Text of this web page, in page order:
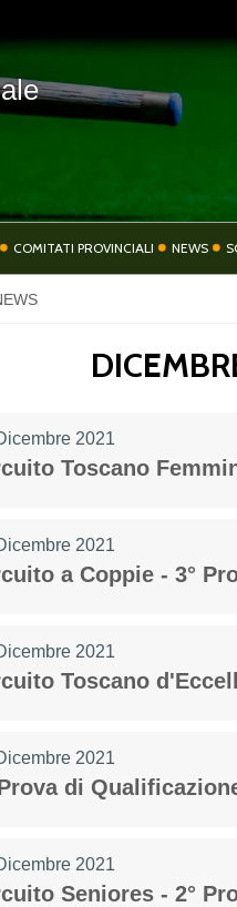
CONTATTI
Ufficiali di Gara
COMITATI PROVINCIALI NEWS
2021
Toscano
2021
a Coppie - 3°
2021
Toscano
2021
di
2021
Seniores - 2°